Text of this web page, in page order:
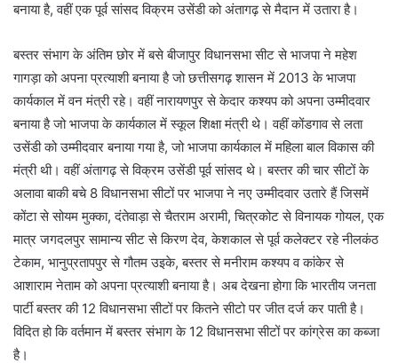
बनाया है, वहीं एक पूर्व सांसद विक्रम उसेंडी को अंतागढ़ से मैदान में उतारा है।
बस्तर संभाग के अंतिम छोर में बसे बीजापुर विधानसभा सीट से भाजपा ने महेश
गागड़ा को अपना प्रत्याशी बनाया है जो छत्तीसगढ़ शासन में 2013 के भाजपा
कार्यकाल में वन मंत्री रहे। वहीं नारायणपुर से केदार कश्यप को अपना उम्मीदवार
बनाया है जो भाजपा के कार्यकाल में स्कूल शिक्षा मंत्री थे। वहीं कोंडगाव से लता
उसेंडी को उम्मीदवार बनाया गया है, जो भाजपा कार्यकाल में महिला बाल विकास की
मंत्री थी। वहीं अंतागढ़ से विक्रम उसेंडी पूर्व सांसद थे। बस्तर की चार सीटों के
अलावा बाकी बचे 8 विधानसभा सीटों पर भाजपा ने नए उम्मीदवार उतारे हैं जिसमें
कोंटा से सोयम मुक्का, दंतेवाड़ा से चैतराम अरामी, चित्रकोट से विनायक गोयल, एक
मात्र जगदलपुर सामान्य सीट से किरण देव, केशकाल से पूर्व कलेक्टर रहे नीलकंठ
टेकाम, भानुप्रतापपुर से गौतम उइके, बस्तर से मनीराम कश्यप व कांकेर से
आशाराम नेताम को अपना प्रत्याशी बनाया है। अब देखना होगा कि भारतीय जनता
पार्टी बस्तर की 12 विधानसभा सीटों पर कितने सीटो पर जीत दर्ज कर पाती है।
विदित हो कि वर्तमान में बस्तर संभाग के 12 विधानसभा सीटों पर कांग्रेस का कब्जा
है।